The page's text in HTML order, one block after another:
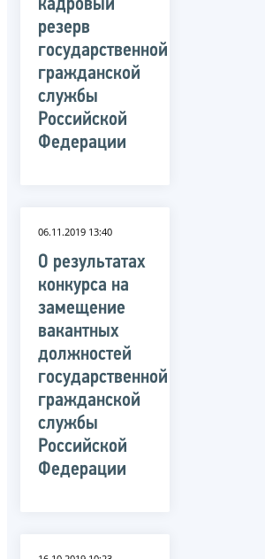
кадровый
резерв
государственной
гражданской
службы
Российской
Федерации
06.11.2019 13:40
О результатах
конкурса на
замещение
вакантных
должностей
государственной
гражданской
службы
Российской
Федерации